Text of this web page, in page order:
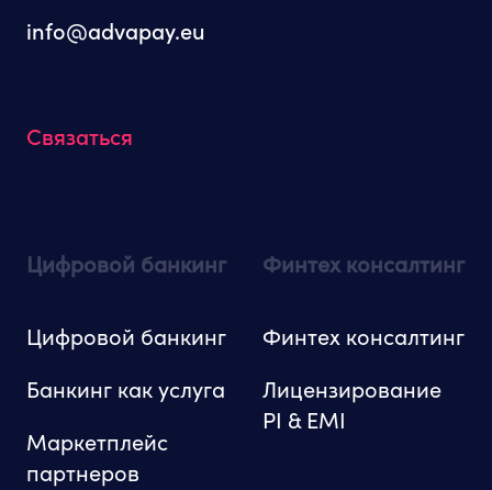
info@advapay.eu
Связаться
Цифровой банкинг
Цифровой банкинг
Банкинг как услуга
Маркетплейс
партнеров
Финтех консалтинг
Финтех консалтинг
Лицензирование
PI & EMI